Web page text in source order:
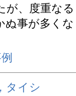
が、度重な
ぬ事が多く
タイシ